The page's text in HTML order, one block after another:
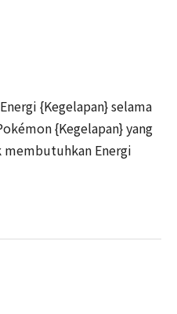
{Kegelapan} selama
{Kegelapan} yang
Energi